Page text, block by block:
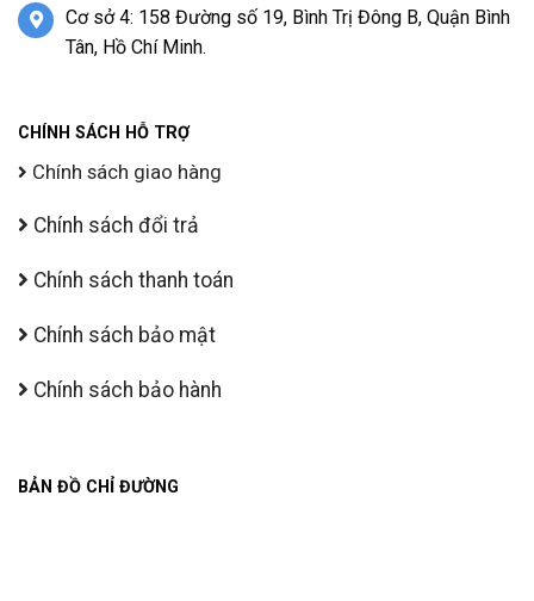
Cơ sở 4: 158 Đường số 19, Bình Trị Đông B, Quận Bình
Tân, Hồ Chí Minh.
CHÍNH SÁCH HỖ TRỢ
Chính sách giao hàng
Chính sách đổi trả
Chính sách thanh toán
Chính sách bảo mật
Chính sách bảo hành
BẢN ĐỒ CHỈ ĐƯỜNG